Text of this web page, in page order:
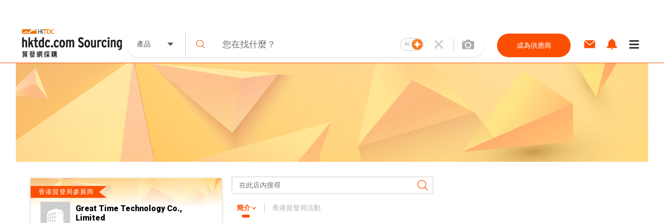
產品 AI 成為供應商
香港貿發局參展商
Great Time Technology Co.,
Limited
簡介 香港貿發局活動